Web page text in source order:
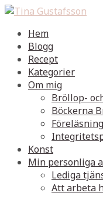
Hem
Blogg
Recept
Kategorier
Om mig
Bröllop-
Böckerna
Konst
Min personliga
Lediga
Att arbeta